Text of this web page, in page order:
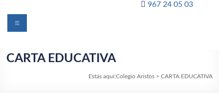
967 24 05 03
Menú
CARTA EDUCATIVA
Estás aquí:Colegio Aristos> CARTA EDUCATIVA